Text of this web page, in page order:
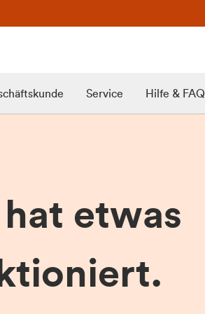
Service Hilfe & FAQ
etwas